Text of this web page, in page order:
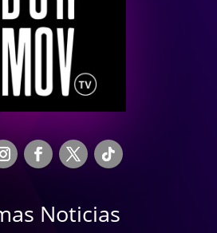
Noticias